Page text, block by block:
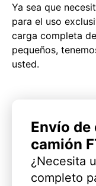
Ya sea que
para el uso
carga completa
pequeños,
usted.
Envío de
camión
¿Necesita
completo